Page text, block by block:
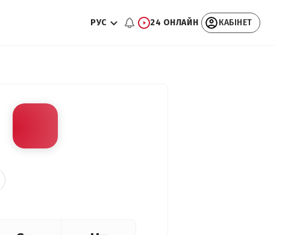
РУС 24 ОНЛАЙН КАБІНЕТ